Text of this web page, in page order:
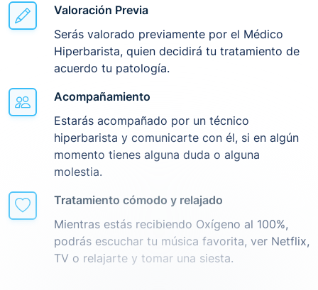
Valoración Previa
Serás valorado previamente por el Médico
Hiperbarista, quien decidirá tu tratamiento de
acuerdo tu patología.
Acompañamiento
Estarás acompañado por un técnico
hiperbarista y comunicarte con él, si en algún
momento tienes alguna duda o alguna
molestia.
Tratamiento cómodo y relajado
Mientras estás recibiendo Oxígeno al 100%,
podrás escuchar tu música favorita, ver Netflix,
TV o relajarte y tomar una siesta.